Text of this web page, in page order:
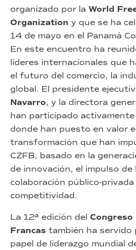
organizado por la World
Organization y que se ha
14 de mayo en el Panamá
En este encuentro ha
líderes internacionales que
el futuro del comercio, la
global. El presidente
Navarro, y la directora
han participado
donde han puesto en valor
transformación que han
CZFB, basado en la
de innovación, el impulso
colaboración público-
competitividad.
La 12ª edición del Congreso
Francas también ha servido
papel de liderazgo mundial